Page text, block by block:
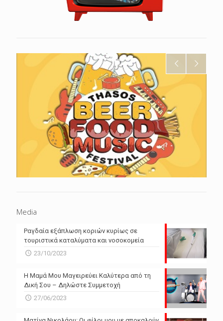
Media
Ραγδαία εξάπλωση κοριών κυρίως σε
τουριστικά καταλύματα και νοσοκομεία
23/10/2023
Η Μαμά Μου Μαγειρεύει Καλύτερα από τη
Δική Σου – Δηλώστε Συμμετοχή
27/06/2023